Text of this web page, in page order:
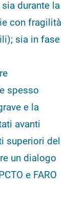
durante la
con fragilità
sia in fase
spesso
e la
avanti
superiori del
un dialogo
e FARO